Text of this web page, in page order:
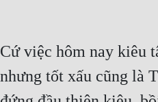
Kinh Dị
Kiếm Hiệp
Cứ việc hôm nay kiêu
nhưng tốt xấu cũng là